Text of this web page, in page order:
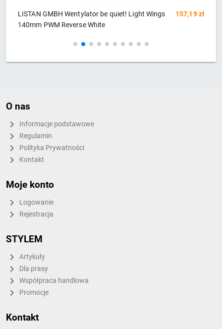
LISTAN GMBH Wentylator be quiet! Light Wings
140mm PWM Reverse White
157,19 zł
O nas
Informacje podstawowe
Regulamin
Polityka Prywatności
Kontakt
Moje konto
Logowanie
Rejestracja
STYLEM
Artykuły
Dla prasy
Współpraca handlowa
Promocje
Kontakt